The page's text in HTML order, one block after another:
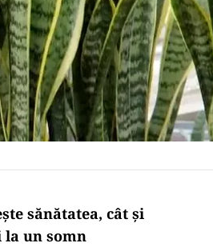
sănătatea, cât și
la un somn